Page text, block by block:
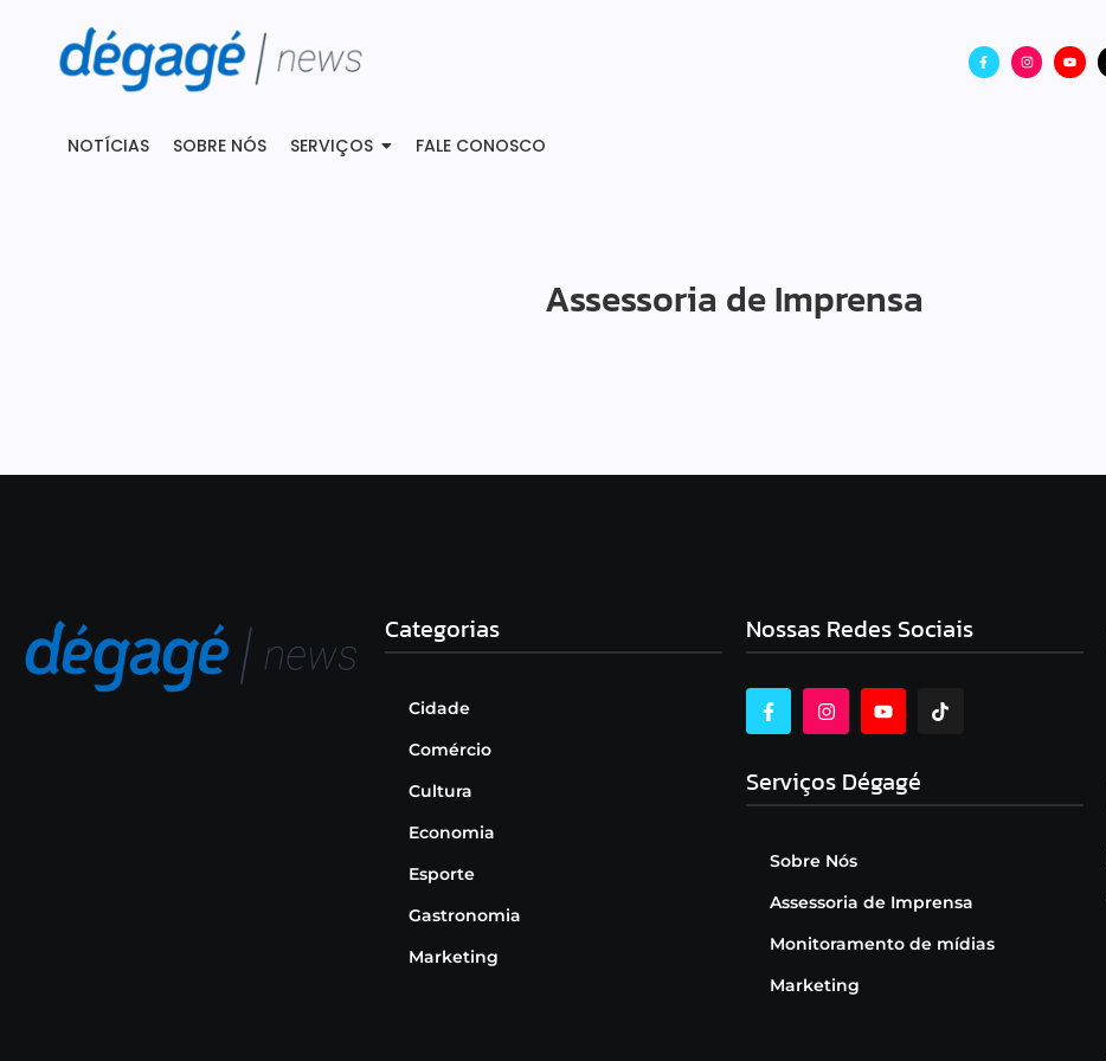
NOTÍCIAS SOBRE NÓS SERVIÇOS FALE CONOSCO
Assessoria de Imprensa
Categorias
Cidade
Comércio
Cultura
Economia
Esporte
Gastronomia
Marketing
Nossas Redes Sociais
Serviços Dégagé
Sobre Nós
Assessoria de Imprensa
Monitoramento de mídias
Marketing